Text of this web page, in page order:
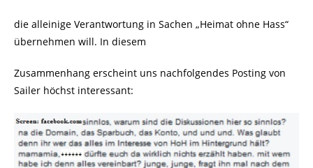
die alleinige Verantwortung in Sachen „Heimat ohne Hass“
übernehmen will. In diesem
Zusammenhang erscheint uns nachfolgendes Posting von
Sailer höchst interessant: